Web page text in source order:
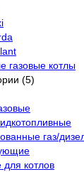
газовые котлы
(5)
газ/
котлов